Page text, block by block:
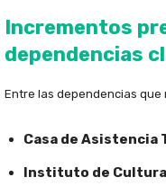
Incrementos
dependencias
Entre las dependencias
Casa de Asistencia
Instituto de Cultura